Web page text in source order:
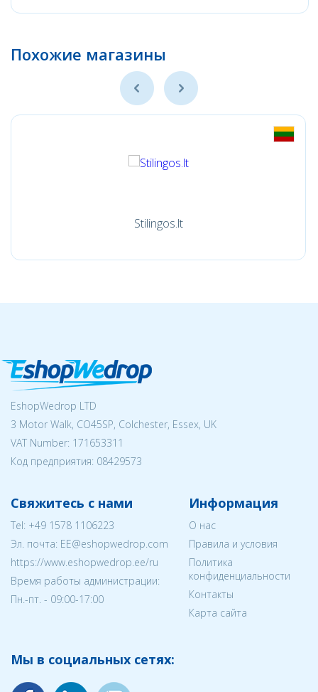
Похожие магазины
Stilingos.lt
EshopWedrop LTD
3 Motor Walk, CO45SP, Colchester, Essex, UK
VAT Number: 171653311
Код предприятия: 08429573
Свяжитесь с нами
Tel: +49 1578 1106223
Эл. почта: EE@eshopwedrop.com
https://www.eshopwedrop.ee/ru
Время работы администрации:
Пн.-пт. - 09:00-17:00
Информация
О нас
Правила и условия
Политика
конфиденциальности
Контакты
Карта сайта
Мы в социальных сетях: